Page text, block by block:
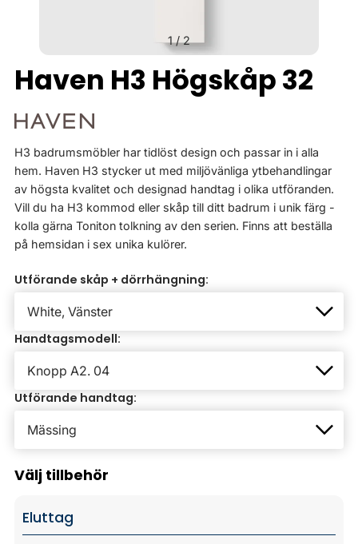
1/2
Haven H3 Högskåp 32
H3 badrumsmöbler har tidlöst design och passar in i alla
hem. Haven H3 stycker ut med miljövänliga ytbehandlingar
av högsta kvalitet och designad handtag i olika utföranden.
Vill du ha H3 kommod eller skåp till ditt badrum i unik färg -
kolla gärna Toniton tolkning av den serien. Finns att beställa
på hemsidan i sex unika kulörer.
Utförande skåp + dörrhängning:
Handtagsmodell:
Utförande handtag:
Välj tillbehör
Eluttag